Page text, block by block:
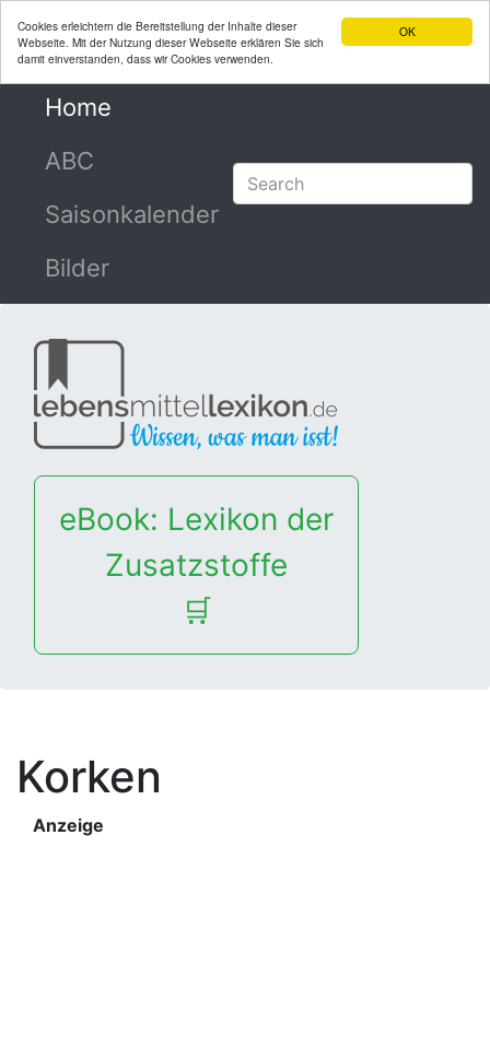
OK
Cookies erleichtern die Bereitstellung der Inhalte dieser
Webseite. Mit der Nutzung dieser Webseite erklären Sie sich
damit einverstanden, dass wir Cookies verwenden.
Home
ABC
Saisonkalender
Bilder
eBook: Lexikon der
Zusatzstoffe
🛒
Korken
Anzeige